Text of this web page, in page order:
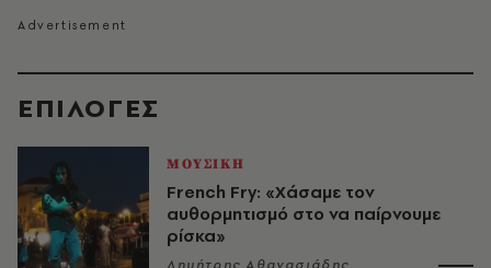
EΠΙΛΟΓΈΣ
ΜΟΥΣΙΚΗ
French Fry: «Χάσαμε τον
αυθορμητισμό στο να παίρνουμε
ρίσκα»